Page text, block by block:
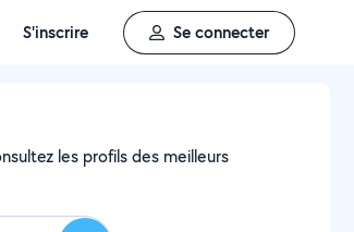
S'inscrire Se connecter
les profils des meilleurs